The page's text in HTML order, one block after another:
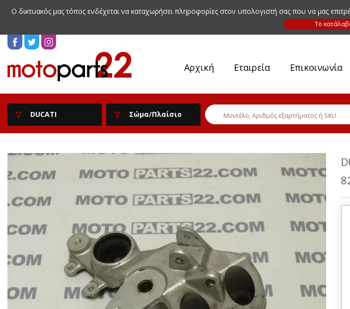
Ο δικτυακός μας τόπος ενδέχεται να καταχωρήσει πληροφορίες στον υπολογιστή σας που να μας
Αρχική Εταιρεία Επικοινωνία
DUCATI Σώμα/Πλαίσιο